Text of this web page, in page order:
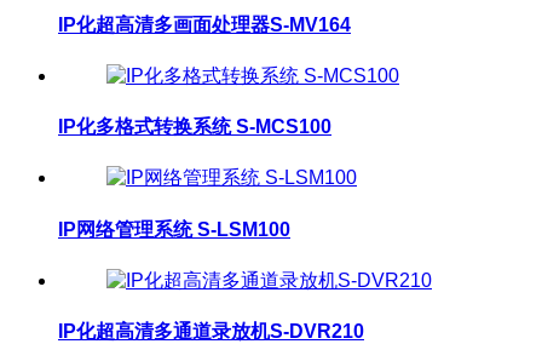
IP化超高清多画面处理器S-MV164
IP化多格式转换系统 S-MCS100
IP网络管理系统 S-LSM100
IP化超高清多通道录放机S-DVR210